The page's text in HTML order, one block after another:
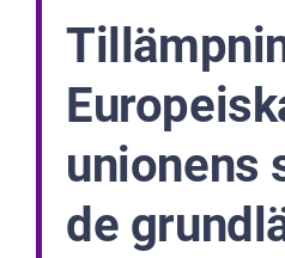
unionens
de